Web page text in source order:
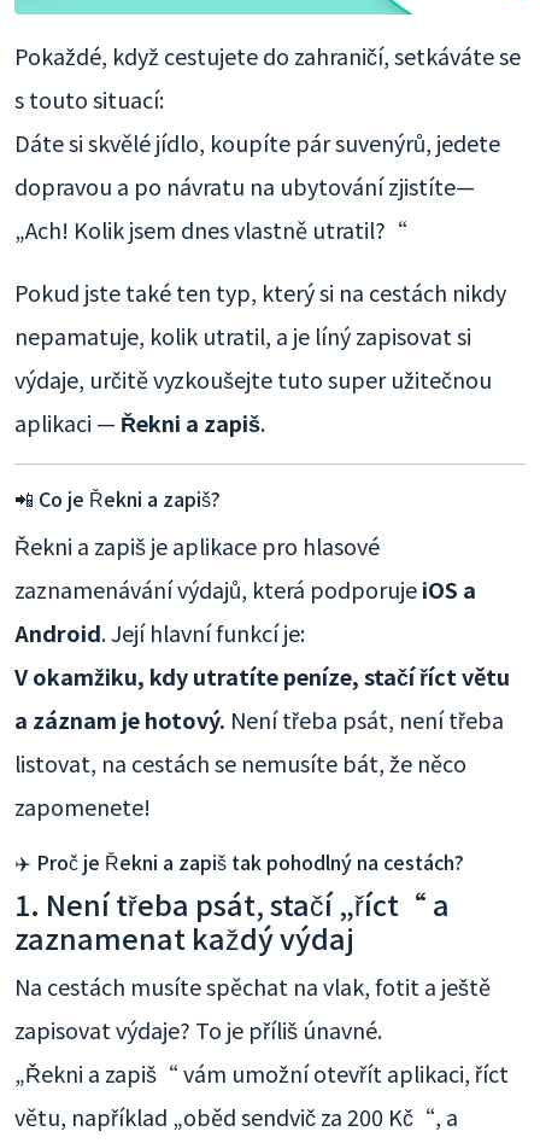
Pokaždé, když cestujete do zahraničí, setkáváte se
s touto situací:
Dáte si skvělé jídlo, koupíte pár suvenýrů, jedete
dopravou a po návratu na ubytování zjistíte—
„Ach! Kolik jsem dnes vlastně utratil?“
Pokud jste také ten typ, který si na cestách nikdy
nepamatuje, kolik utratil, a je líný zapisovat si
výdaje, určitě vyzkoušejte tuto super užitečnou
aplikaci — Řekni a zapiš.
📲 Co je Řekni a zapiš?
Řekni a zapiš je aplikace pro hlasové
zaznamenávání výdajů, která podporujeiOS a
Android. Její hlavní funkcí je:
V okamžiku, kdy utratíte peníze, stačí říct větu
a záznam je hotový. Není třeba psát, není třeba
listovat, na cestách se nemusíte bát, že něco
zapomenete!
✈️ Proč je Řekni a zapiš tak pohodlný na cestách?
1. Není třeba psát, stačí „říct“ a
zaznamenat každý výdaj
Na cestách musíte spěchat na vlak, fotit a ještě
zapisovat výdaje? To je příliš únavné.
„Řekni a zapiš“ vám umožní otevřít aplikaci, říct
větu, například „oběd sendvič za 200 Kč“, a